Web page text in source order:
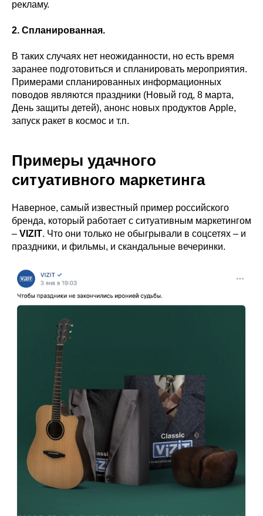
рекламу.
2. Спланированная.
В таких случаях нет неожиданности, но есть время
заранее подготовиться и спланировать мероприятия.
Примерами спланированных информационных
поводов являются праздники (Новый год, 8 марта,
День защиты детей), анонс новых продуктов Apple,
запуск ракет в космос и т.п.
Примеры удачного
ситуативного маркетинга
Наверное, самый известный пример российского
бренда, который работает с ситуативным маркетингом
– VIZIT. Что они только не обыгрывали в соцсетях – и
праздники, и фильмы, и скандальные вечеринки.